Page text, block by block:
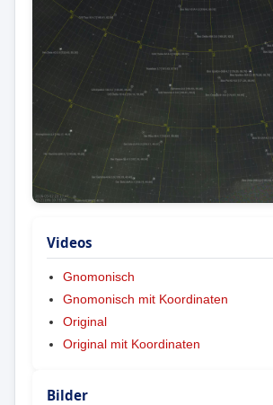
Videos
Gnomonisch
Gnomonisch mit Koordinaten
Original
Original mit Koordinaten
Bilder